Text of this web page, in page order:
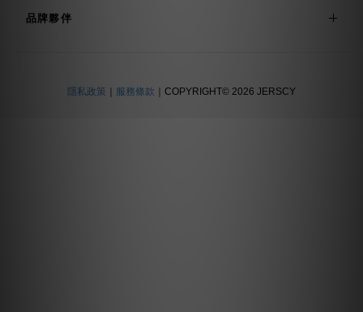
品牌夥伴
隱私政策 ｜ 服務條款 ｜COPYRIGHT© 2026 JERSCY